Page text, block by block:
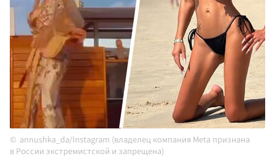
annushka_da/Instagram (владелец компания Meta признана
в России экстремистской и запрещена)